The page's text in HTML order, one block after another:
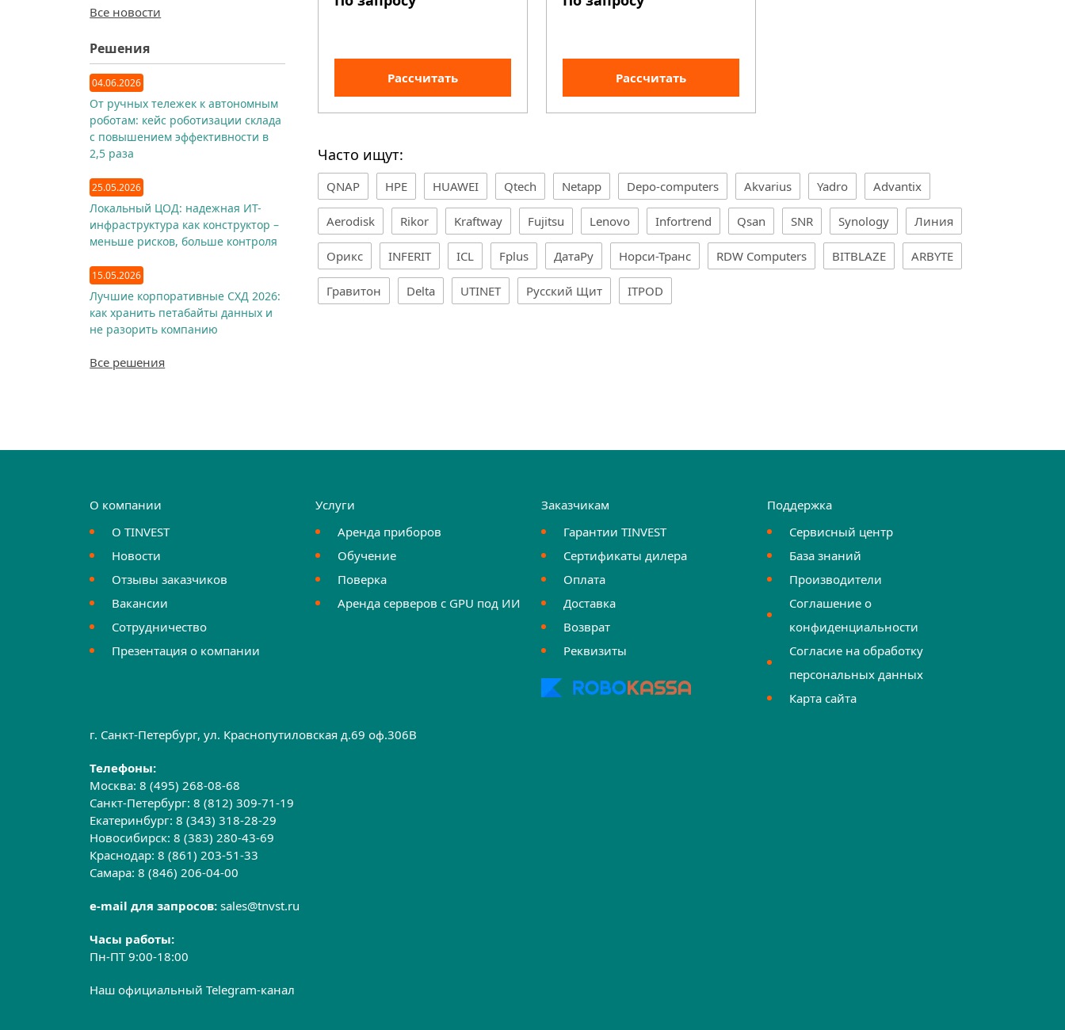
Все новости
Решения
04.06.2026
От ручных тележек к автономным
роботам: кейс роботизации склада
с повышением эффективности в
2,5 раза
25.05.2026
Локальный ЦОД: надежная ИТ-
инфраструктура как конструктор –
меньше рисков, больше контроля
15.05.2026
Лучшие корпоративные СХД 2026:
как хранить петабайты данных и
не разорить компанию
Все решения
Рассчитать Рассчитать
Часто ищут:
QNAP HPE HUAWEI Qtech Netapp Depo-computers Akvarius Yadro Advantix
Aerodisk Rikor Kraftway Fujitsu Lenovo Infortrend Qsan SNR Synology Линия
Орикс INFERIT ICL Fplus ДатаРу Норси-Транс RDW Computers BITBLAZE ARBYTE
Гравитон Delta UTINET Русский Щит ITPOD
О компании
О TINVEST
Новости
Отзывы заказчиков
Вакансии
Сотрудничество
Презентация о компании
Услуги
Аренда приборов
Обучение
Поверка
Аренда серверов с GPU под ИИ
Заказчикам
Гарантии TINVEST
Сертификаты дилера
Оплата
Доставка
Возврат
Реквизиты
Поддержка
Сервисный центр
База знаний
Производители
Соглашение о
конфиденциальности
Согласие на обработку
персональных данных
Карта сайта
г. Санкт-Петербург, ул. Краснопутиловская д.69 оф.306B
Телефоны:
Москва:8 (495) 268-08-68
Санкт-Петербург:8 (812) 309-71-19
Екатеринбург:8 (343) 318-28-29
Новосибирск:8 (383) 280-43-69
Краснодар:8 (861) 203-51-33
Самара:8 (846) 206-04-00
e-mail для запросов:sales@tnvst.ru
Часы работы:
Пн-ПТ 9:00-18:00
Наш официальный Telegram-канал